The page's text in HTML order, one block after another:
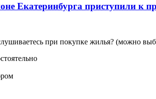
Екатеринбурга приступили к
при покупке жилья? (можно